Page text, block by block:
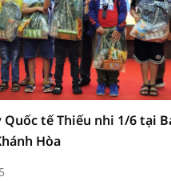
tế Thiếu nhi 1/6 tại
Hòa